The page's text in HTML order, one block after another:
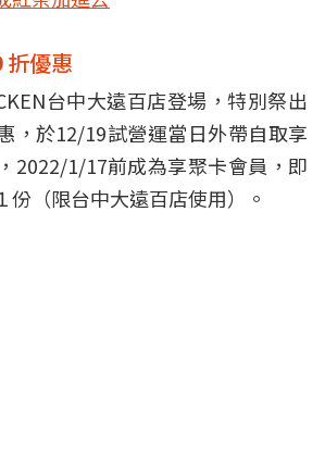
折優惠
台中大遠百店登場，特別祭出
，於12/19試營運當日外帶自取享
2022/1/17前成為享聚卡會員，即
份（限台中大遠百店使用）。